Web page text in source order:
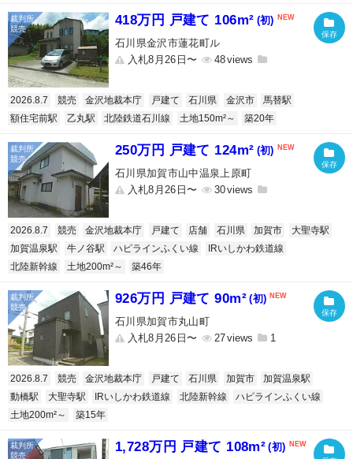
418万円 戸建て 106m² (初)
石川県金沢市蓮花町ル
入札8月26日〜
48
2026.8.7 競売 金沢地裁本庁 戸建て 石川県 金沢市
馬替駅
額住宅前駅
乙丸駅 北陸鉄道石川線 土地150m²～ 築20年
250万円 戸建て 124m² (初)
石川県加賀市山中温泉上原町
入札8月26日〜
30
2026.8.7 競売 金沢地裁本庁 戸建て 店舗 石川県 加賀市
大聖寺駅
加賀温泉駅
牛ノ谷駅 ハピラインふくい線
IRいしかわ鉄道線
北陸新幹線
土地200m²～ 築46年
926万円 戸建て 90m² (初)
石川県加賀市丸山町
入札8月26日〜
27 1
2026.8.7 競売 金沢地裁本庁 戸建て 石川県 加賀市
加賀温泉駅
動橋駅
大聖寺駅 IRいしかわ鉄道線 北陸新幹線
ハピラインふくい線
土地200m²～
築15年
1,728万円 戸建て 108m² (初)